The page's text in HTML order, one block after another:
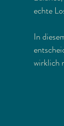
echte
In
wirklich